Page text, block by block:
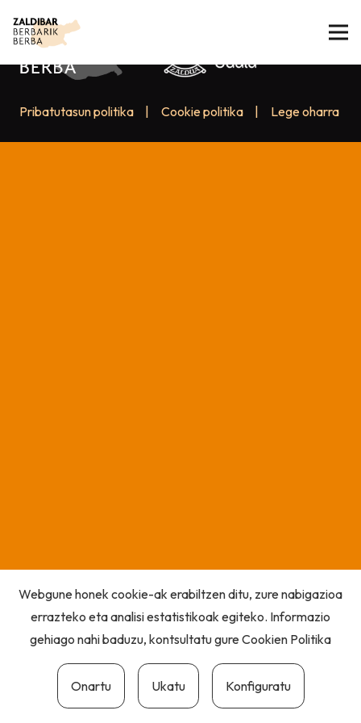
Pribatutasun politika Cookie politika Lege oharra
Webgune honek cookie-ak erabiltzen ditu, zure nabigazioa
errazteko eta analisi estatistikoak egiteko. Informazio
gehiago nahi baduzu, kontsultatu gureCookien Politika
Onartu Ukatu Konfiguratu